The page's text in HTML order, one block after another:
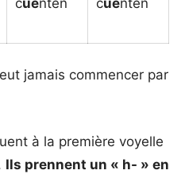
jamais commencer par
à la première voyelle
Ils prennent un « h- » en